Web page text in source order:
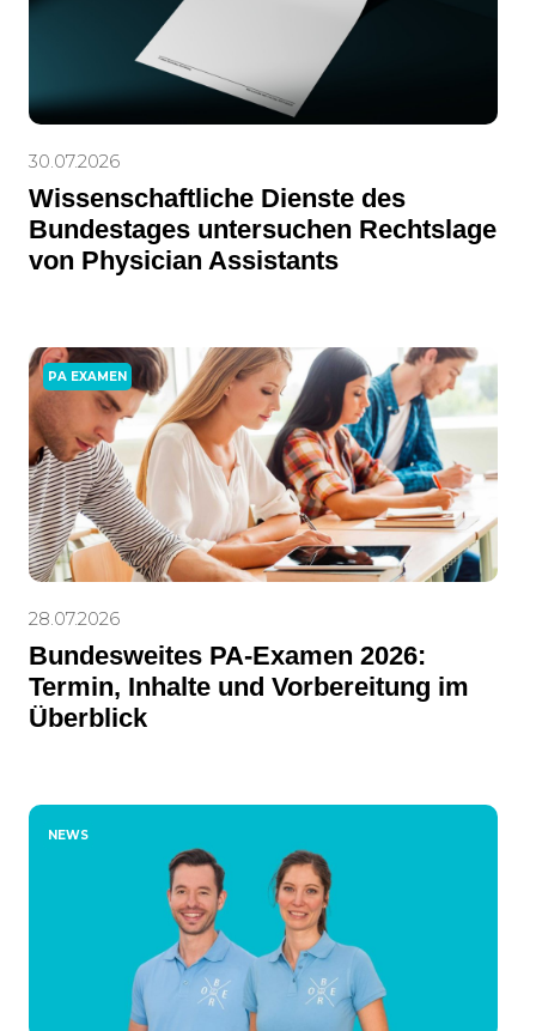
30.07.2026
Wissenschaftliche Dienste des
Bundestages untersuchen Rechtslage
von Physician Assistants
PA EXAMEN
28.07.2026
Bundesweites PA-Examen 2026:
Termin, Inhalte und Vorbereitung im
Überblick
NEWS